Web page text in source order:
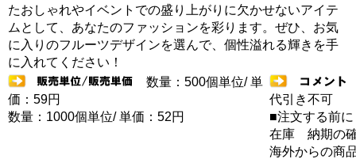
たおしゃれやイベントでの盛り上がりに欠かせないアイテ
ムとして、あなたのファッションを彩ります。ぜひ、お気
に入りのフルーツデザインを選んで、個性溢れる輝きを手
に入れてください！
数量：500個単位/ 単
価：59円
数量：1000個単位/ 単価：52円
代引き不可
■注文する前に
在庫 納期の
海外からの商